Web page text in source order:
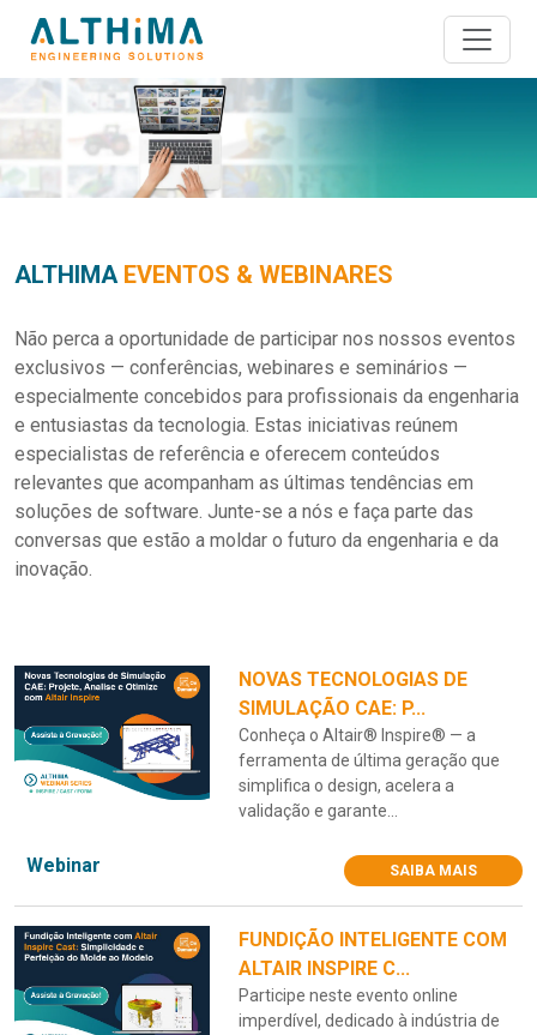
ALTHIMA EVENTOS & WEBINARES
Não perca a oportunidade de participar nos nossos eventos
exclusivos — conferências, webinares e seminários —
especialmente concebidos para profissionais da engenharia
e entusiastas da tecnologia. Estas iniciativas reúnem
especialistas de referência e oferecem conteúdos
relevantes que acompanham as últimas tendências em
soluções de software. Junte-se a nós e faça parte das
conversas que estão a moldar o futuro da engenharia e da
inovação.
NOVAS TECNOLOGIAS DE
SIMULAÇÃO CAE: P...
Conheça o Altair® Inspire® — a
ferramenta de última geração que
simplifica o design, acelera a
validação e garante...
Webinar SAIBA MAIS
FUNDIÇÃO INTELIGENTE COM
ALTAIR INSPIRE C...
Participe neste evento online
imperdível, dedicado à indústria de